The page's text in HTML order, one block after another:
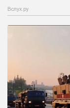
Вслух.ру